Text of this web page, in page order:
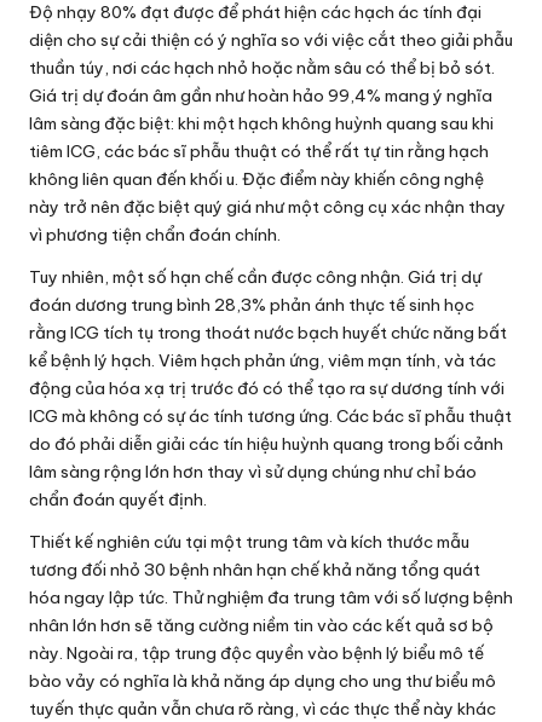
Độ nhạy 80% đạt được để phát hiện các hạch ác tính đại
diện cho sự cải thiện có ý nghĩa so với việc cắt theo giải phẫu
thuần túy, nơi các hạch nhỏ hoặc nằm sâu có thể bị bỏ sót.
Giá trị dự đoán âm gần như hoàn hảo 99,4% mang ý nghĩa
lâm sàng đặc biệt: khi một hạch không huỳnh quang sau khi
tiêm ICG, các bác sĩ phẫu thuật có thể rất tự tin rằng hạch
không liên quan đến khối u. Đặc điểm này khiến công nghệ
này trở nên đặc biệt quý giá như một công cụ xác nhận thay
vì phương tiện chẩn đoán chính.
Tuy nhiên, một số hạn chế cần được công nhận. Giá trị dự
đoán dương trung bình 28,3% phản ánh thực tế sinh học
rằng ICG tích tụ trong thoát nước bạch huyết chức năng bất
kể bệnh lý hạch. Viêm hạch phản ứng, viêm mạn tính, và tác
động của hóa xạ trị trước đó có thể tạo ra sự dương tính với
ICG mà không có sự ác tính tương ứng. Các bác sĩ phẫu thuật
do đó phải diễn giải các tín hiệu huỳnh quang trong bối cảnh
lâm sàng rộng lớn hơn thay vì sử dụng chúng như chỉ báo
chẩn đoán quyết định.
Thiết kế nghiên cứu tại một trung tâm và kích thước mẫu
tương đối nhỏ 30 bệnh nhân hạn chế khả năng tổng quát
hóa ngay lập tức. Thử nghiệm đa trung tâm với số lượng bệnh
nhân lớn hơn sẽ tăng cường niềm tin vào các kết quả sơ bộ
này. Ngoài ra, tập trung độc quyền vào bệnh lý biểu mô tế
bào vảy có nghĩa là khả năng áp dụng cho ung thư biểu mô
tuyến thực quản vẫn chưa rõ ràng, vì các thực thể này khác